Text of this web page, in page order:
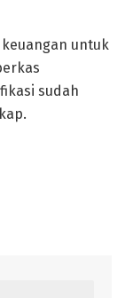
untuk
sudah